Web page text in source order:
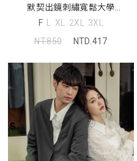
默契出鏡刺繡寬鬆大學
TEE(unisex)
F L XL 2XL 3XL
NT.850
NTD.417